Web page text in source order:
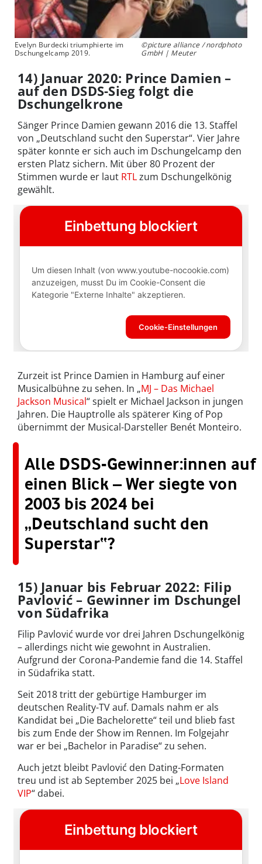
Evelyn Burdecki triumphierte im
Dschungelcamp 2019.
©picture alliance / nordphoto
GmbH | Meuter
14) Januar 2020: Prince Damien –
auf den DSDS-Sieg folgt die
Dschungelkrone
Sänger Prince Damien gewann 2016 die 13. Staffel
von „Deutschland sucht den Superstar“. Vier Jahre
später konnte er sich auch im Dschungelcamp den
ersten Platz sichern. Mit über 80 Prozent der
Stimmen wurde er laut RTLzum Dschungelkönig
gewählt.
Zurzeit ist Prince Damien in Hamburg auf einer
Musicalbühne zu sehen. In „MJ – Das Michael
Jackson Musical“ spielt er Michael Jackson in jungen
Jahren. Die Hauptrolle als späterer King of Pop
übernimmt der Musical-Darsteller Benét Monteiro.
Alle DSDS-Gewinner:innen auf
einen Blick – Wer siegte von
2003 bis 2024 bei
„Deutschland sucht den
Superstar“?
15) Januar bis Februar 2022: Filip
Pavlović – Gewinner im Dschungel
von Südafrika
Filip Pavlović wurde vor drei Jahren Dschungelkönig
– allerdings nicht wie gewohnt in Australien.
Aufgrund der Corona-Pandemie fand die 14. Staffel
in Südafrika statt.
Seit 2018 tritt der gebürtige Hamburger im
deutschen Reality-TV auf. Damals nahm er als
Kandidat bei „Die Bachelorette“ teil und blieb fast
bis zum Ende der Show im Rennen. Im Folgejahr
war er bei „Bachelor in Paradise“ zu sehen.
Auch jetzt bleibt Pavlović den Dating-Formaten
treu und ist ab September 2025 bei „Love Island
VIP“ dabei.